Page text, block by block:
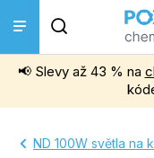
obsah
📢 Slevy až 43 % na
Bazénová chemie
ND 100W světla na